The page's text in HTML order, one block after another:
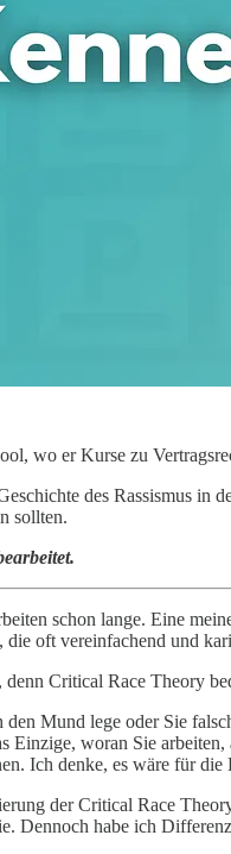
wo er Kurse zu
des Rassismus
sollten.
schon lange. Eine
oft vereinfachend und
Critical Race Theory
Mund lege oder Sie
Einzige, woran Sie
Ich denke, es wäre für
der Critical Race
Dennoch habe ich